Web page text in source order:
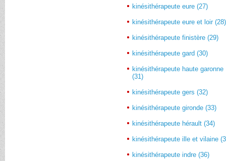
kinésithérapeute eure (27)
kinésithérapeute eure et loir (28)
kinésithérapeute finistère (29)
kinésithérapeute gard (30)
kinésithérapeute haute garonne
(31)
kinésithérapeute gers (32)
kinésithérapeute gironde (33)
kinésithérapeute hérault (34)
kinésithérapeute ille et vilaine
kinésithérapeute indre (36)